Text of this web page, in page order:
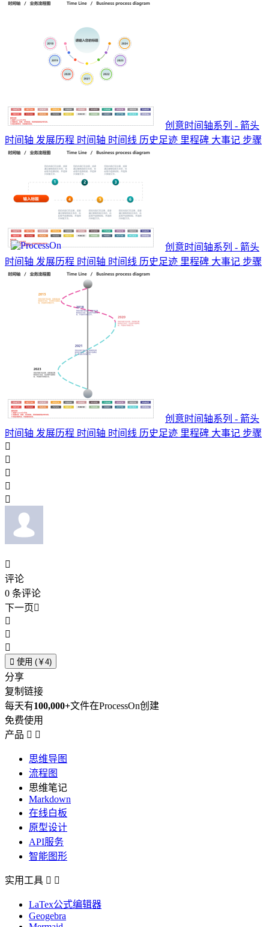
创意时间轴系列 - 箭头
时间轴 发展历程 时间轴 时间线 历史足迹 里程碑 大事记 步骤
创意时间轴系列 - 箭头
时间轴 发展历程 时间轴 时间线 历史足迹 里程碑 大事记 步骤
创意时间轴系列 - 箭头
时间轴 发展历程 时间轴 时间线 历史足迹 里程碑 大事记 步骤






评论
0 条评论
下一页



 使用 (￥4)
分享
复制链接
每天有100,000+文件在ProcessOn创建
免费使用
产品  
思维导图
流程图
思维笔记
Markdown
在线白板
原型设计
API服务
智能图形
实用工具  
LaTex公式编辑器
Geogebra